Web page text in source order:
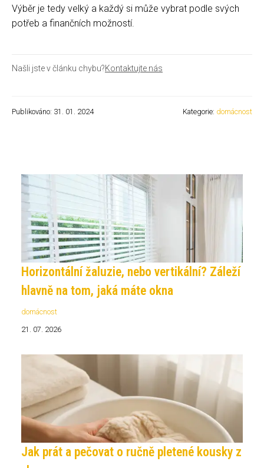
Výběr je tedy velký a každý si může vybrat podle svých
potřeb a finančních možností.
Našli jste v článku chybu?Kontaktujte nás
Publikováno: 31. 01. 2024 Kategorie: domácnost
Horizontální žaluzie, nebo vertikální? Záleží
hlavně na tom, jaká máte okna
domácnost
21. 07. 2026
Jak prát a pečovat o ručně pletené kousky z